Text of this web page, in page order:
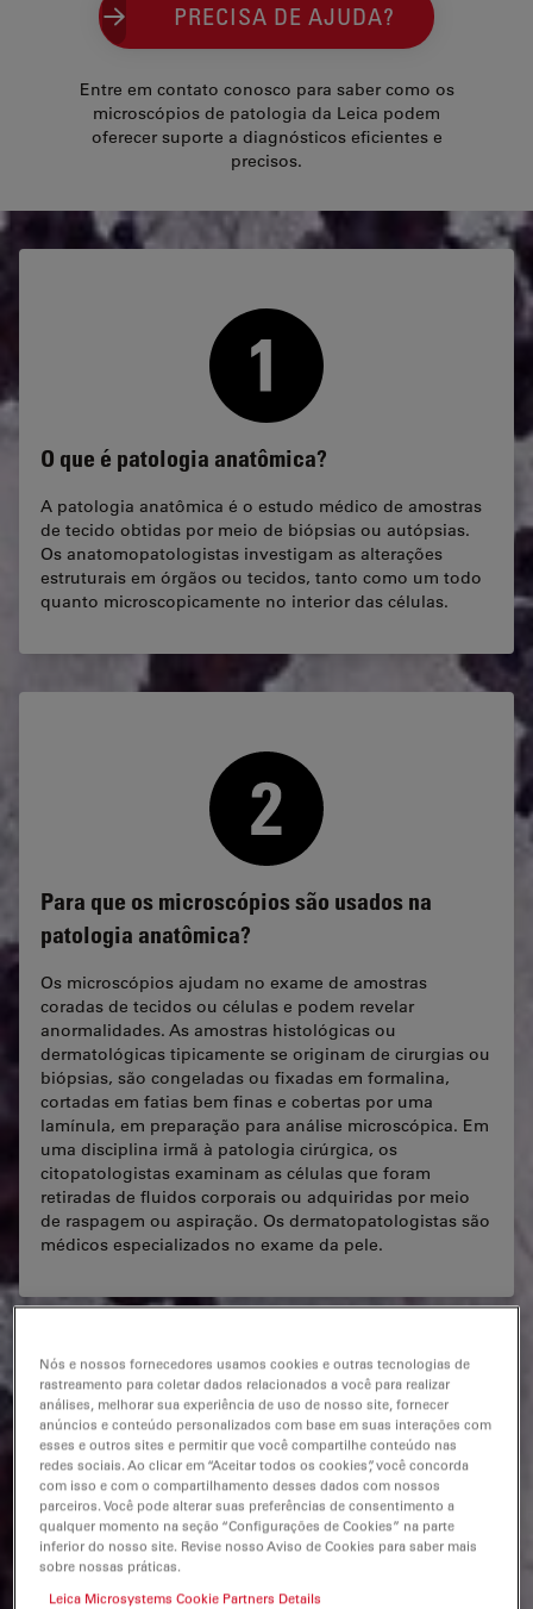
PRECISA DE AJUDA?
Entre em contato conosco para saber como os
microscópios de patologia da Leica podem
oferecer suporte a diagnósticos eficientes e
precisos.
O que é patologia anatômica?
A patologia anatômica é o estudo médico de amostras
de tecido obtidas por meio de biópsias ou autópsias.
Os anatomopatologistas investigam as alterações
estruturais em órgãos ou tecidos, tanto como um todo
quanto microscopicamente no interior das células.
Para que os microscópios são usados na
patologia anatômica?
Os microscópios ajudam no exame de amostras
coradas de tecidos ou células e podem revelar
anormalidades. As amostras histológicas ou
dermatológicas tipicamente se originam de cirurgias ou
biópsias, são congeladas ou fixadas em formalina,
cortadas em fatias bem finas e cobertas por uma
lamínula, em preparação para análise microscópica. Em
uma disciplina irmã à patologia cirúrgica, os
citopatologistas examinam as células que foram
retiradas de fluidos corporais ou adquiridas por meio
de raspagem ou aspiração. Os dermatopatologistas são
médicos especializados no exame da pele.
Quais disciplinas são abrangidas pela
anatomia patológica?
Nós e nossos fornecedores usamos cookies e outras tecnologias de
rastreamento para coletar dados relacionados a você para realizar
análises, melhorar sua experiência de uso de nosso site, fornecer
anúncios e conteúdo personalizados com base em suas interações com
esses e outros sites e permitir que você compartilhe conteúdo nas
redes sociais. Ao clicar em “Aceitar todos os cookies”, você concorda
com isso e com o compartilhamento desses dados com nossos
parceiros. Você pode alterar suas preferências de consentimento a
qualquer momento na seção “Configurações de Cookies” na parte
inferior do nosso site. Revise nosso Aviso de Cookies para saber mais
sobre nossas práticas.
Leica Microsystems Cookie Partners Details